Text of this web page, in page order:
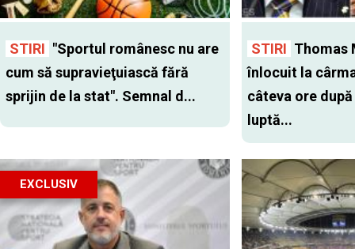
STIRI "Sportul românesc nu are
cum să supravieţuiască fără
sprijin de la stat". Semnal d...
STIRI Thomas
înlocuit la
câteva ore
luptă...
EXCLUSIV